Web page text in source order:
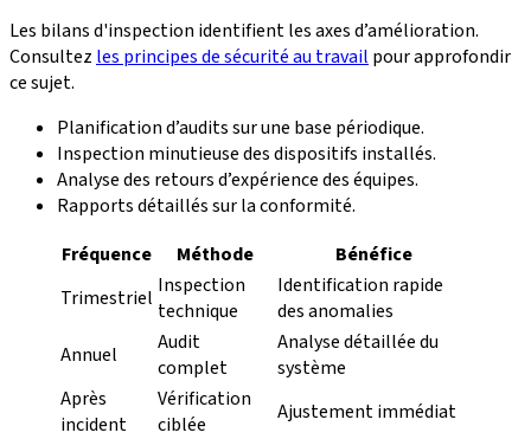
Les bilans d'inspection identifient les axes d’amélioration.
Consultez les principes de sécurité au travail pour approfondir
ce sujet.
Planification d’audits sur une base périodique.
Inspection minutieuse des dispositifs installés.
Analyse des retours d’expérience des équipes.
Rapports détaillés sur la conformité.
Fréquence
Méthode
Bénéfice
Trimestriel Inspection
technique
Identification rapide
des anomalies
Annuel
Audit
complet
Analyse détaillée du
système
Après
incident
Vérification
ciblée
Ajustement immédiat